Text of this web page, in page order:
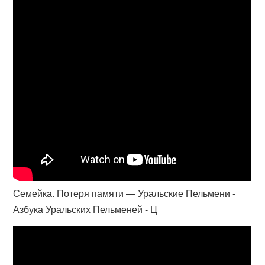
Семейка. Потеря памяти — Уральские Пельмени -
Азбука Уральских Пельменей - Ц